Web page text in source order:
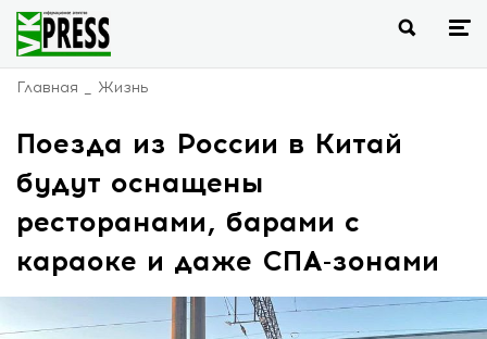
Главная Жизнь
Поезда из России в Китай
будут оснащены
ресторанами, барами с
караоке и даже СПА-зонами